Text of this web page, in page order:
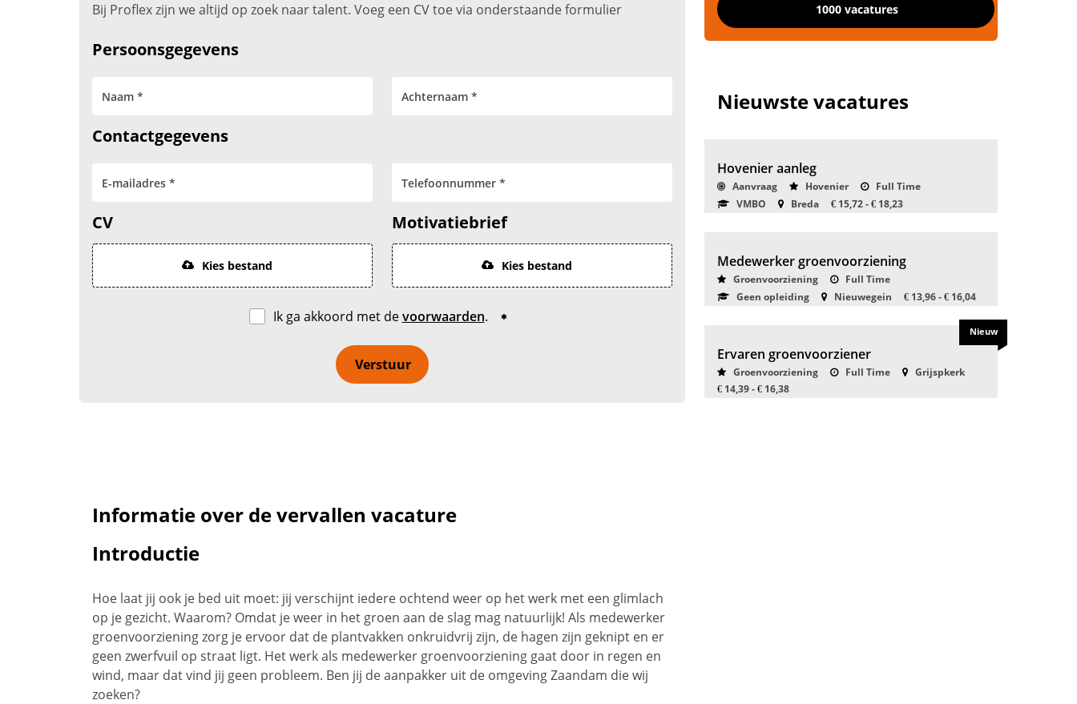
Bij Proflex zijn we altijd op zoek naar talent. Voeg een CV toe via onderstaande formulier
Persoonsgegevens
Contactgegevens
CV
Kies bestand
Motivatiebrief
Kies bestand
Ik ga akkoord met devoorwaarden.
Verstuur
Informatie over de vervallen vacature
Introductie
Hoe laat jij ook je bed uit moet: jij verschijnt iedere ochtend weer op het werk met een glimlach
op je gezicht. Waarom? Omdat je weer in het groen aan de slag mag natuurlijk! Als medewerker
groenvoorziening zorg je ervoor dat de plantvakken onkruidvrij zijn, de hagen zijn geknipt en er
geen zwerfvuil op straat ligt. Het werk als medewerker groenvoorziening gaat door in regen en
wind, maar dat vind jij geen probleem. Ben jij de aanpakker uit de omgeving Zaandam die wij
zoeken?
1000 vacatures
Nieuwste vacatures
Hovenier aanleg
Aanvraag Hovenier
Full Time
VMBO
Breda € 15,72 - € 18,23
Medewerker groenvoorziening
Groenvoorziening
Full Time
Geen opleiding
Nieuwegein € 13,96 - € 16,04
Ervaren groenvoorziener
Groenvoorziening Full Time Grijspkerk
€ 14,39 - € 16,38
Nieuw